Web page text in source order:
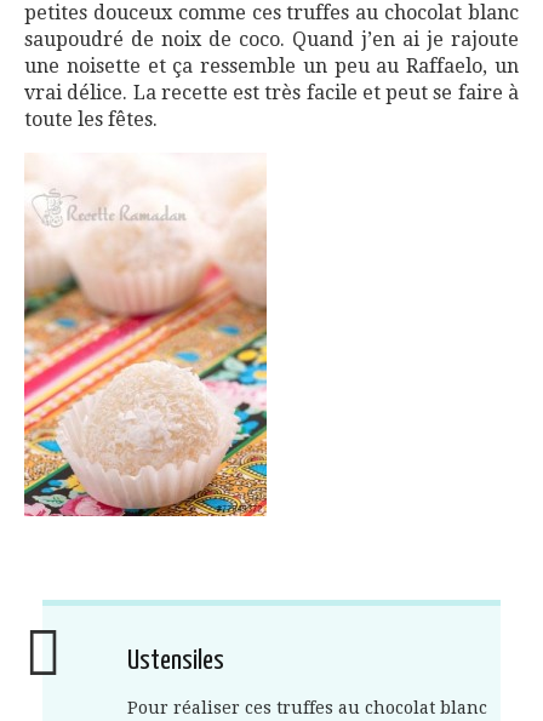
petites douceux comme ces truffes au chocolat blanc
saupoudré de noix de coco. Quand j’en ai je rajoute
une noisette et ça ressemble un peu au Raffaelo, un
vrai délice. La recette est très facile et peut se faire à
toute les fêtes.
Ustensiles
Pour réaliser ces truffes au chocolat blanc